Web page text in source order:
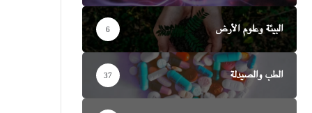
البيئة وعلوم الأرض 6
الطب والصيدلة 37